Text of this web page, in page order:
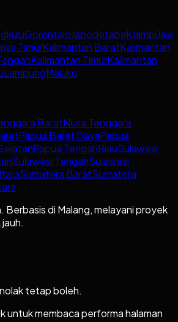
GorontaloJabodetabekJambi
TimurKalimantan BaratKalimantan
Kalimantan TimurKalimantan
LampungMaluku
BaratNusa Tenggara
Papua Barat DayaPapua
Papua TengahRiauSulawesi
Sulawesi TengahSulawesi
Sumatera BaratSumatera
di Malang, melayani proyek
tetap boleh.
untuk membaca performa halaman